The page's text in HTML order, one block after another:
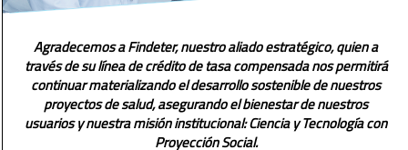
Agradecemos a Findeter, nuestro aliado estratégico, quien a
través de su línea de crédito de tasa compensada nos permitirá
continuar materializando el desarrollo sostenible de nuestros
proyectos de salud, asegurando el bienestar de nuestros
usuarios y nuestra misión institucional: Ciencia y Tecnología con
Proyección Social.